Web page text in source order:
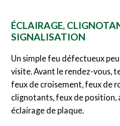
ÉCLAIRAGE,
SIGNALISATION
Un simple feu défectueux
visite. Avant le rendez-vous,
feux de croisement, feux de
clignotants, feux de
éclairage de plaque.